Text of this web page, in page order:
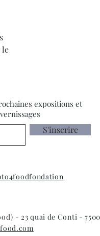
le
expositions et
S'inscrire
- 23 quai de Conti -